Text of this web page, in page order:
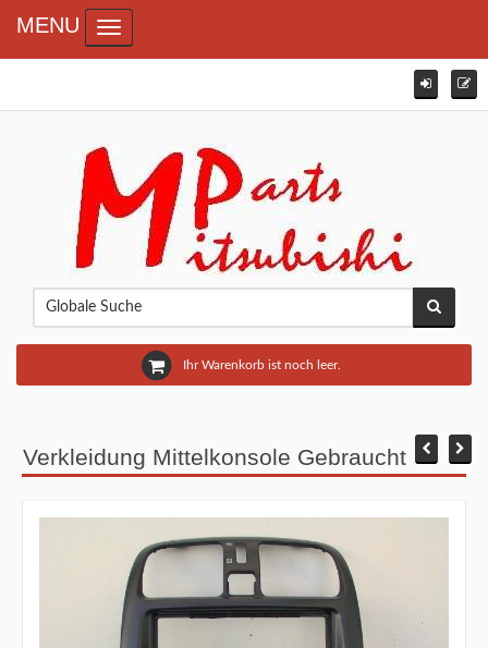
Ihr Warenkorb ist noch leer.
MENU Toggle navigation
Verkleidung Mittelkonsole Gebraucht